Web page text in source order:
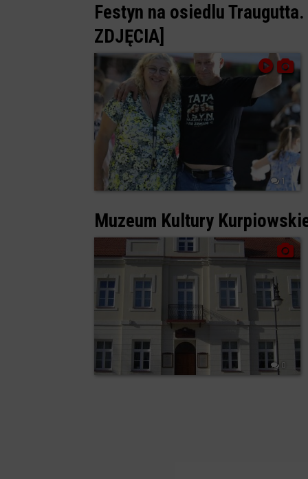
Festyn na osiedlu
ZDJĘCIA]
1
Muzeum Kultury
0